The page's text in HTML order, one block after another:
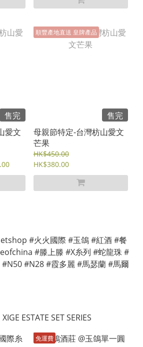
售完
愛文
順豐產地直送 皇牌產品
售完
母親節特定-台灣枋山愛文
芒果
HK$450.00
HK$380.00
ESTATE SET SERIES
免運費